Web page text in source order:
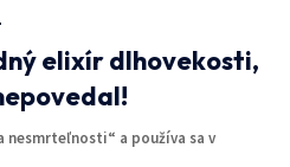
elixír dlhovekosti,
nesmrteľnosti“ a používa sa v